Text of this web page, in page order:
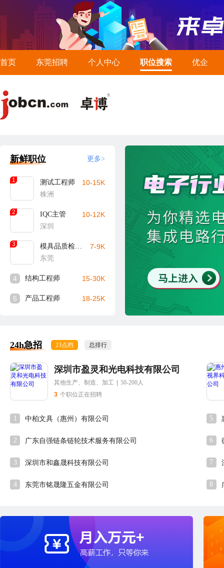
首页 东莞招聘 个人中心 职位搜索 优企
新鲜职位 更多>
1
测试工程师
株洲
10-15K
2
IQC主管
深圳
10-12K
3
模具品质检验员
东莞
7-9K
4 结构工程师 15-30K
5 产品工程师 18-25K
24h急招 23点档 总排行
深圳市盈灵和光电科技有限公司
其他生产、制造、加工
50-200人
3 个职位正在招聘
1 中柏文具（惠州）有限公司
2 广东自强链条链轮技术服务有限公司
3 深圳市和鑫晟科技有限公司
4 东莞市铭晟隆五金有限公司
5
6
7
8